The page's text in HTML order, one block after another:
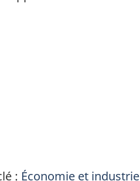
: Économie et industrie